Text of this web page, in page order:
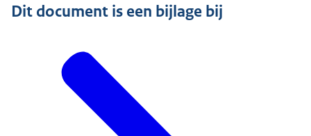
Dit document is een bijlage bij